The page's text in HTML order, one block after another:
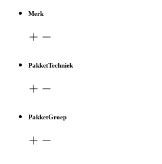
Merk
PakketTechniek
PakketGroep